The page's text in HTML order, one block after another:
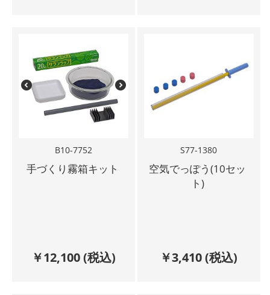
B10-7752
手づくり霧箱キット
￥12,100(税込)
S77-1380
空気でっぽう(10セッ
ト)
￥3,410(税込)